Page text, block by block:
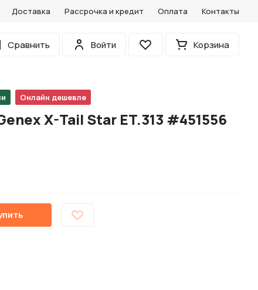
Доставка Рассрочка и кредит Оплата Контакты
Сравнить
Войти
Избранное Корзина
Онлайн дешевле
X-Tail Star ET.313 #451556